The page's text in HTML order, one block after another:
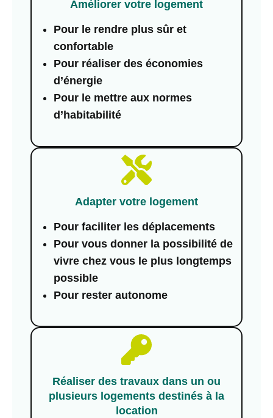
Améliorer votre logement
Pour le rendre plus sûr et
confortable
Pour réaliser des économies
d’énergie
Pour le mettre aux normes
d’habitabilité
Adapter votre logement
Pour faciliter les déplacements
Pour vous donner la possibilité de
vivre chez vous le plus longtemps
possible
Pour rester autonome
Réaliser des travaux dans un ou
plusieurs logements destinés à la
location